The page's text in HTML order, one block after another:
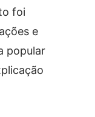
foi
e
popular